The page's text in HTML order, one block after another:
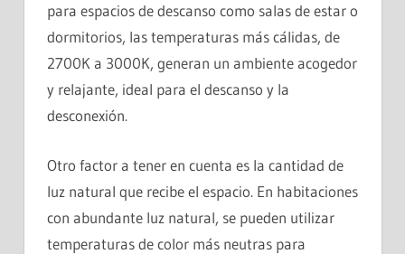
para espacios de descanso como salas de estar o
dormitorios, las temperaturas más cálidas, de
2700K a 3000K, generan un ambiente acogedor
y relajante, ideal para el descanso y la
desconexión.
Otro factor a tener en cuenta es la cantidad de
luz natural que recibe el espacio. En habitaciones
con abundante luz natural, se pueden utilizar
temperaturas de color más neutras para